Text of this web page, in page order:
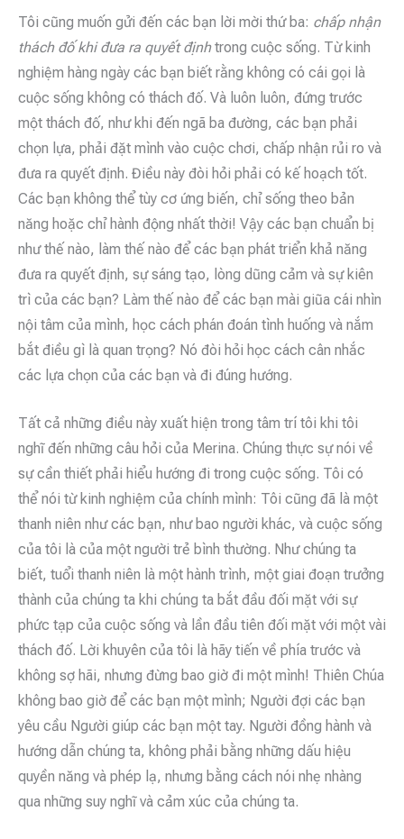
Tôi cũng muốn gửi đến các bạn lời mời thứ ba: chấp nhận
thách đố khi đưa ra quyết địnhtrong cuộc sống. Từ kinh
nghiệm hàng ngày các bạn biết rằng không có cái gọi là
cuộc sống không có thách đố. Và luôn luôn, đứng trước
một thách đố, như khi đến ngã ba đường, các bạn phải
chọn lựa, phải đặt mình vào cuộc chơi, chấp nhận rủi ro và
đưa ra quyết định. Điều này đòi hỏi phải có kế hoạch tốt.
Các bạn không thể tùy cơ ứng biến, chỉ sống theo bản
năng hoặc chỉ hành động nhất thời! Vậy các bạn chuẩn bị
như thế nào, làm thế nào để các bạn phát triển khả năng
đưa ra quyết định, sự sáng tạo, lòng dũng cảm và sự kiên
trì của các bạn? Làm thế nào để các bạn mài giũa cái nhìn
nội tâm của mình, học cách phán đoán tình huống và nắm
bắt điều gì là quan trọng? Nó đòi hỏi học cách cân nhắc
các lựa chọn của các bạn và đi đúng hướng.
Tất cả những điều này xuất hiện trong tâm trí tôi khi tôi
nghĩ đến những câu hỏi của Merina. Chúng thực sự nói về
sự cần thiết phải hiểu hướng đi trong cuộc sống. Tôi có
thể nói từ kinh nghiệm của chính mình: Tôi cũng đã là một
thanh niên như các bạn, như bao người khác, và cuộc sống
của tôi là của một người trẻ bình thường. Như chúng ta
biết, tuổi thanh niên là một hành trình, một giai đoạn trưởng
thành của chúng ta khi chúng ta bắt đầu đối mặt với sự
phức tạp của cuộc sống và lần đầu tiên đối mặt với một vài
thách đố. Lời khuyên của tôi là hãy tiến về phía trước và
không sợ hãi, nhưng đừng bao giờ đi một mình! Thiên Chúa
không bao giờ để các bạn một mình; Người đợi các bạn
yêu cầu Người giúp các bạn một tay. Người đồng hành và
hướng dẫn chúng ta, không phải bằng những dấu hiệu
quyền năng và phép lạ, nhưng bằng cách nói nhẹ nhàng
qua những suy nghĩ và cảm xúc của chúng ta.